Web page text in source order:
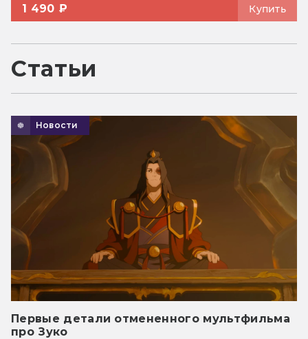
1 490 ₽ Купить
Статьи
Новости
Первые детали отмененного мультфильма
про Зуко